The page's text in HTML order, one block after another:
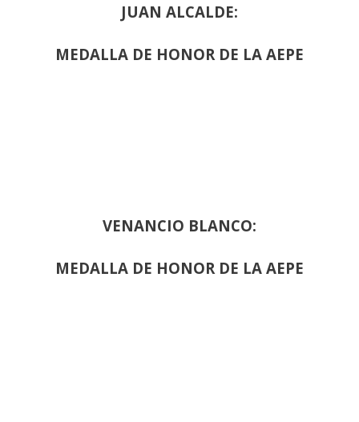
JUAN ALCALDE:
MEDALLA DE HONOR DE LA AEPE
VENANCIO BLANCO:
MEDALLA DE HONOR DE LA AEPE